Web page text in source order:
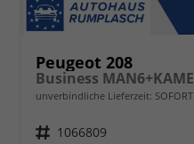
Peugeot 208
unverbindliche Lieferzeit: SOFORT
Fahrzeugnr. 1066809